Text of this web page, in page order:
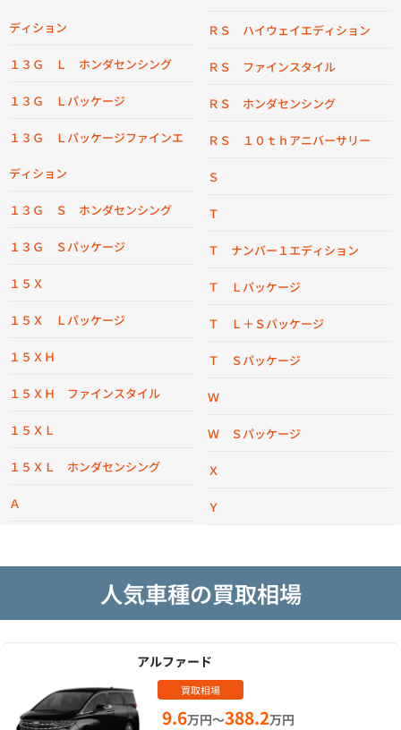
ディション
１３Ｇ Ｌ ホンダセンシング
１３Ｇ Ｌパッケージ
１３Ｇ Ｌパッケージファインエ
ディション
１３Ｇ Ｓ ホンダセンシング
１３Ｇ Ｓパッケージ
１５Ｘ
１５Ｘ Ｌパッケージ
１５ＸＨ
１５ＸＨ ファインスタイル
１５ＸＬ
１５ＸＬ ホンダセンシング
Ａ
ＲＳ ハイウェイエディション
ＲＳ ファインスタイル
ＲＳ ホンダセンシング
ＲＳ １０ｔｈアニバーサリー
Ｓ
Ｔ
Ｔ ナンバー１エディション
Ｔ Ｌパッケージ
Ｔ Ｌ＋Ｓパッケージ
Ｔ Ｓパッケージ
Ｗ
Ｗ Ｓパッケージ
Ｘ
Ｙ
人気車種の買取相場
アルファード
買取相場
9.6万円～388.2万円